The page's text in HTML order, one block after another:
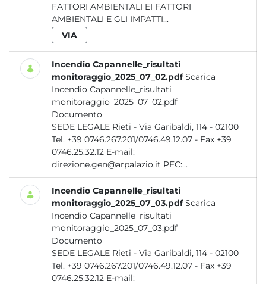
FATTORI AMBIENTALI EI FATTORI
AMBIENTALI E GLI IMPATTI...
VIA
Incendio Capannelle_risultati
monitoraggio_2025_07_02.pdf Scarica
Incendio Capannelle_risultati
monitoraggio_2025_07_02.pdf
Documento
SEDE LEGALE Rieti - Via Garibaldi, 114 - 02100
Tel. +39 0746.267.201/0746.49.12.07 - Fax +39
0746.25.32.12 E-mail:
direzione.gen@arpalazio.it PEC:...
Incendio Capannelle_risultati
monitoraggio_2025_07_03.pdf Scarica
Incendio Capannelle_risultati
monitoraggio_2025_07_03.pdf
Documento
SEDE LEGALE Rieti - Via Garibaldi, 114 - 02100
Tel. +39 0746.267.201/0746.49.12.07 - Fax +39
0746.25.32.12 E-mail: